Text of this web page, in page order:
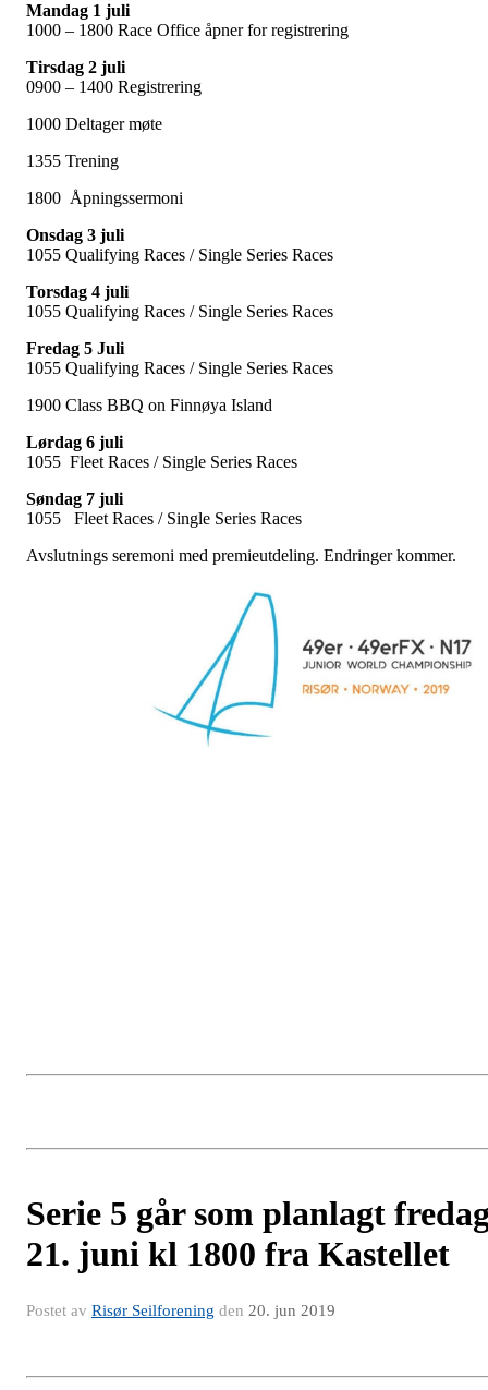
Mandag 1 juli
1000 – 1800 Race Office åpner for registrering
Tirsdag 2 juli
0900 – 1400 Registrering
1000 Deltager møte
1355 Trening
1800 Åpningssermoni
Onsdag 3 juli
1055 Qualifying Races / Single Series Races
Torsdag 4 juli
1055 Qualifying Races / Single Series Races
Fredag 5 Juli
1055 Qualifying Races / Single Series Races
1900 Class BBQ on Finnøya Island
Lørdag 6 juli
1055 Fleet Races / Single Series Races
Søndag 7 juli
1055 Fleet Races / Single Series Races
Avslutnings seremoni med premieutdeling. Endringer kommer.
Serie 5 går som planlagt
21. juni kl 1800 fra Kastellet
Postet av Risør Seilforening den 20. jun 2019